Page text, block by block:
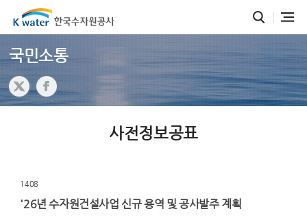
국민소통
사전정보공표
1408
'26년 수자원건설사업 신규 용역 및 공사발주 계획